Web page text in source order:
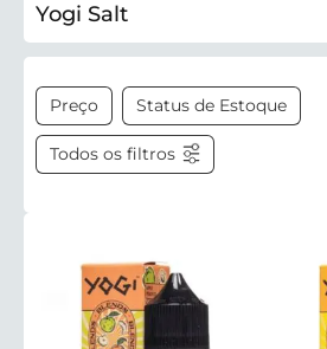
Yogi Salt
Preço Status de Estoque
Todos os filtros